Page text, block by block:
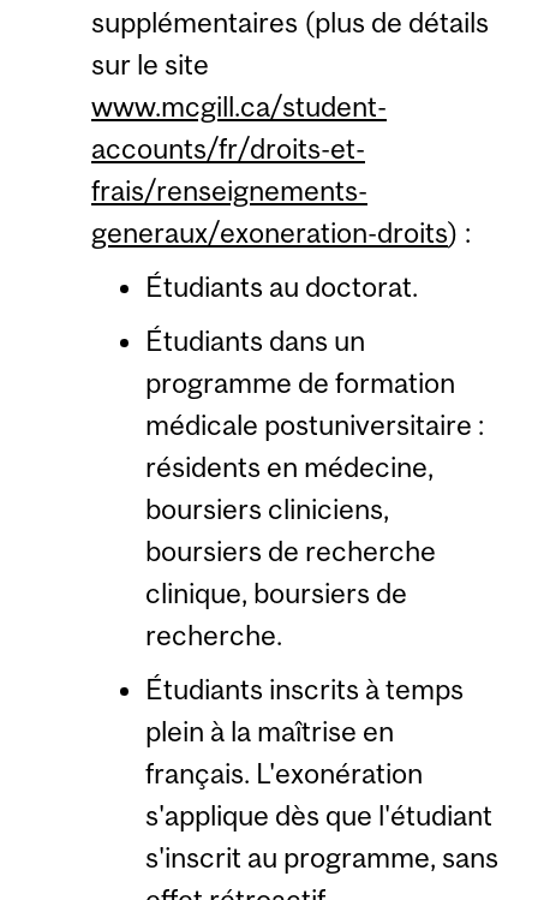
supplémentaires (plus de détails
sur le site
www.mcgill.ca/student-
accounts/fr/droits-et-
frais/renseignements-
generaux/exoneration-droits) :
Étudiants au doctorat.
Étudiants dans un
programme de formation
médicale postuniversitaire :
résidents en médecine,
boursiers cliniciens,
boursiers de recherche
clinique, boursiers de
recherche.
Étudiants inscrits à temps
plein à la maîtrise en
français. L'exonération
s'applique dès que l'étudiant
s'inscrit au programme, sans